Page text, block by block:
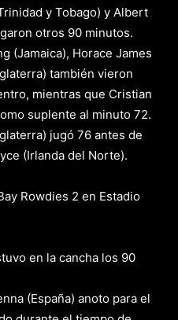
y Tobago) y Albert
otros 90 minutos.
(Jamaica), Horace James
también vieron
mientras que Cristian
suplente al minuto 72.
jugó 76 antes de
(Irlanda del Norte).
Rowdies 2 en Estadio
en la cancha los 90
(España) anoto para el